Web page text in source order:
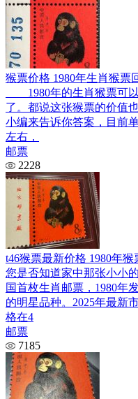
猴票价格 1980年生肖猴票
1980年的生肖猴票可以
了。都说这张猴票的价值
小编来告诉你答案，目前
左右，
邮票
2228
t46猴票最新价格 1980年
您是否知道家中那张小小
国首枚生肖邮票，1980年
的明星品种。2025年最新
格在4
邮票
7185